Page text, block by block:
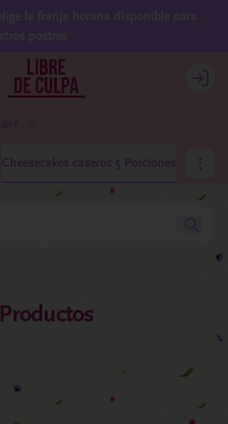
Login
Cheesecakes caseros 5 Porciones
Productos